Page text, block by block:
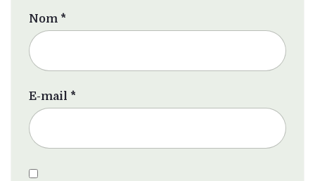
Nom *
E-mail *